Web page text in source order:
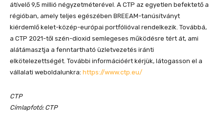
átívelő 9,5 millió négyzetméterével. A CTP az egyetlen befektető a
régióban, amely teljes egészében BREEAM-tanúsítványt
kiérdemlő kelet-közép-európai portfólióval rendelkezik. Továbbá,
a CTP 2021-től szén-dioxid semlegeses működésre tért át, ami
alátámasztja a fenntartható üzletvezetés iránti
elkötelezettségét. További információért kérjük, látogasson el a
vállalati weboldalunkra: https://www.ctp.eu/
CTP
Címlapfotó: CTP